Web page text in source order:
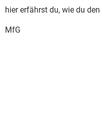
hier erfährst du, wie du den
MfG